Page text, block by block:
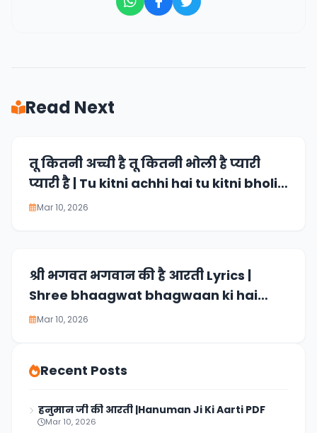
Read Next
तू कितनी अच्ची है तू कितनी भोली है प्यारी
प्यारी है | Tu kitni achhi hai tu kitni bholi
hai lyrics
Mar 10, 2026
श्री भगवत भगवान की है आरती Lyrics |
Shree bhaagwat bhagwaan ki hai
aarti lyrics
Mar 10, 2026
Recent Posts
हनुमान जी की आरती |Hanuman Ji Ki Aarti PDF
Mar 10, 2026